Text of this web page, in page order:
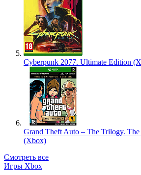
Cyberpunk 2077. Ultimate Edition
Grand Theft Auto – The Trilogy.
(Xbox)
Смотреть все
Игры Xbox